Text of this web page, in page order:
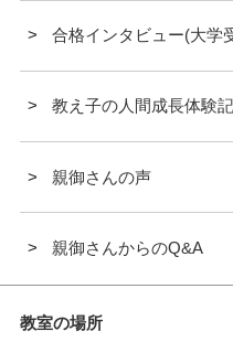
合格インタビュー(大学
教え子の人間成長体験記
親御さんの声
親御さんからのQ&A
教室の場所